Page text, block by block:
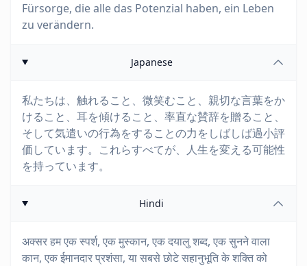
Fürsorge, die alle das Potenzial haben, ein Leben
zu verändern.
Japanese
私たちは、触れること、微笑むこと、親切な言葉をか
けること、耳を傾けること、率直な賛辞を贈ること、
そして気遣いの行為をすることの力をしばしば過小評
価しています。これらすべてが、人生を変える可能性
を持っています。
Hindi
अक्सर हम एक स्पर्श, एक मुस्कान, एक दयालु शब्द, एक सुनने वाला
कान, एक ईमानदार प्रशंसा, या सबसे छोटे सहानुभूति के शक्ति को